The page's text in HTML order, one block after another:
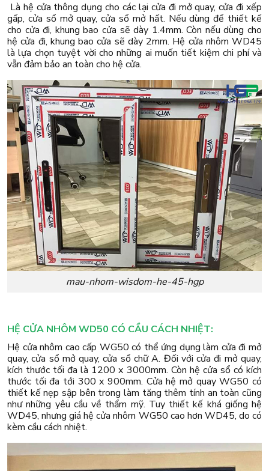
Là hệ cửa thông dụng cho các lại cửa đi mở quay, cửa đi xếp
gấp, cửa sổ mở quay, cửa sổ mở hất. Nếu dùng để thiết kế
cho cửa đi, khung bao cửa sẽ dày 1.4mm. Còn nếu dùng cho
hệ cửa đi, khung bao cửa sẽ dày 2mm. Hệ cửa nhôm WD45
là lựa chọn tuyệt vời cho những ai muốn tiết kiệm chi phí và
vẫn đảm bảo an toàn cho hệ cửa.
mau-nhom-wisdom-he-45-hgp
HỆ CỬA NHÔM WD50 CÓ CẦU CÁCH NHIỆT:
Hệ cửa nhôm cao cấp WG50 có thể ứng dụng làm cửa đi mở
quay, cửa sổ mở quay, cửa sổ chữ A. Đối với cửa đi mở quay,
kích thước tối đa là 1200 x 3000mm. Còn hệ cửa sổ có kích
thước tối đa tới 300 x 900mm. Cửa hệ mở quay WG50 có
thiết kế nẹp sập bên trong làm tăng thêm tính an toàn cũng
như những yêu cầu về thẩm mỹ. Tuy thiết kế khá giống hệ
WD45, nhưng giá hệ cửa nhôm WG50 cao hơn WD45, do có
kèm cầu cách nhiệt.